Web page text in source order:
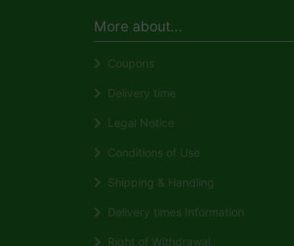
More about...
Coupons
Delivery time
Legal Notice
Conditions of Use
Shipping & Handling
Delivery times Information
Right of Withdrawal